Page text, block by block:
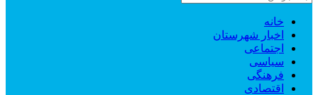
خانه
اخبار شهرستان
اجتماعی
سیاسی
فرهنگی
اقتصادی